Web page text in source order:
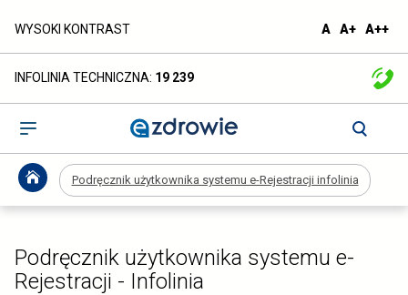
Podręcznik
użytkownika
systemu
e-
Rejestracji
infolinia
ezdrowie.gov.pl
WYSOKI KONTRAST A domyślna
A+większa
A++
INFOLINIA TECHNICZNA: 19 239
Otwórz
Podręcznik użytkownika systemu e-Rejestracji infolinia
Podręcznik użytkownika systemu e-
Rejestracji - Infolinia